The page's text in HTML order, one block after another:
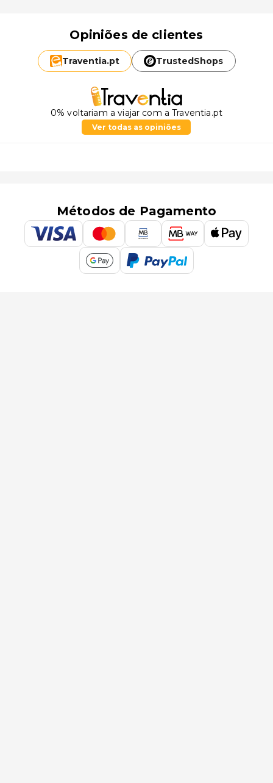
Opiniões de clientes
Traventia.pt TrustedShops
0% voltariam a viajar com a Traventia.pt
Ver todas as opiniões
Métodos de Pagamento